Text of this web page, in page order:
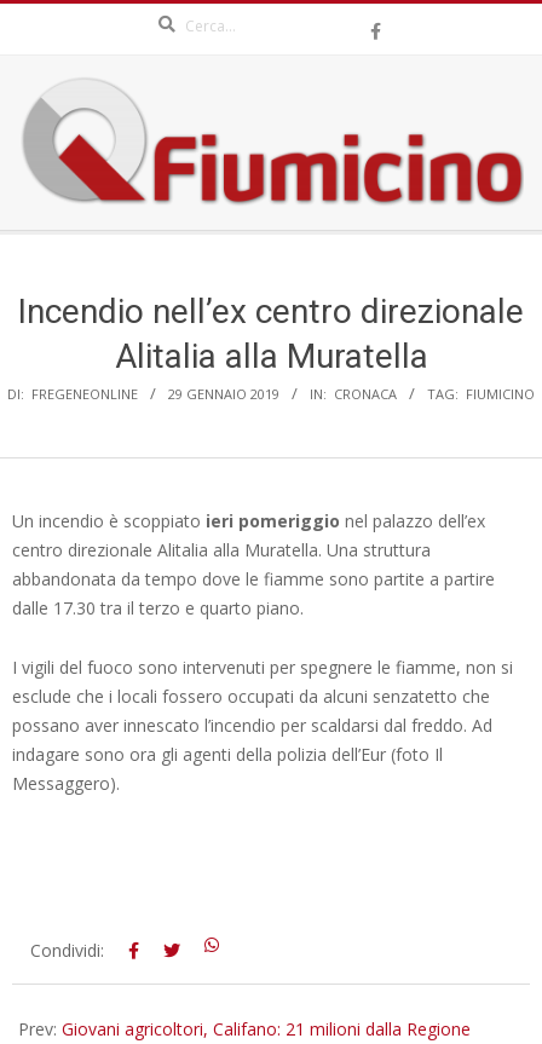
content
QFIUMICINO.COM
MenuIncendio nell’ex centro direzionale
Alitalia alla Muratella
DI: FREGENEONLINE 29 GENNAIO 2019 IN: CRONACA TAG: FIUMICINO
Un incendio è scoppiato ieri pomeriggio nel palazzo dell’ex
centro direzionale Alitalia alla Muratella. Una struttura
abbandonata da tempo dove le fiamme sono partite a partire
dalle 17.30 tra il terzo e quarto piano.
I vigili del fuoco sono intervenuti per spegnere le fiamme, non si
esclude che i locali fossero occupati da alcuni senzatetto che
possano aver innescato l’incendio per scaldarsi dal freddo. Ad
indagare sono ora gli agenti della polizia dell’Eur (foto Il
Messaggero).
2019-
Condividi:
Prev: Giovani agricoltori, Califano: 21 milioni dalla Regione